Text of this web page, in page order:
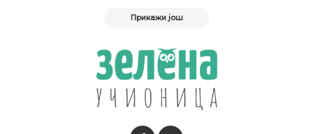
Прикажи још